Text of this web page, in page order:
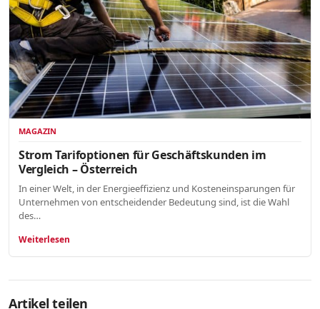
MAGAZIN
Strom Tarifoptionen für Geschäftskunden im
Vergleich – Österreich
In einer Welt, in der Energieeffizienz und Kosteneinsparungen für
Unternehmen von entscheidender Bedeutung sind, ist die Wahl
des…
Weiterlesen
Artikel teilen